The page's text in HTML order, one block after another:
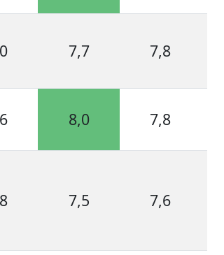
7,7 7,8
8,0 7,8
7,5 7,6